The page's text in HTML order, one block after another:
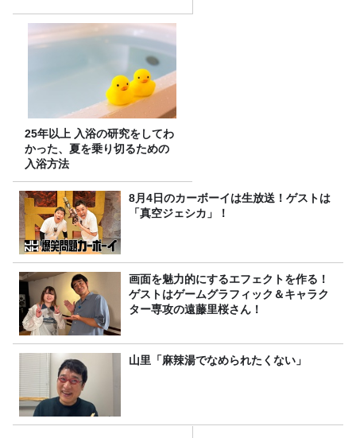
25年以上 入浴の研究をしてわ
かった、夏を乗り切るための
入浴方法
8月4日のカーボーイは生放送！ゲストは
「真空ジェシカ」！
画面を魅力的にするエフェクトを作る！
ゲストはゲームグラフィック＆キャラク
ター専攻の遠藤里桜さん！
山里「麻辣湯でなめられたくない」